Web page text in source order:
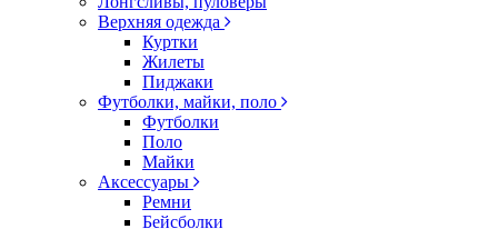
Верхняя одежда
Куртки
Жилеты
Пиджаки
Футболки, майки, поло
Футболки
Поло
Майки
Аксессуары
Ремни
Бейсболки